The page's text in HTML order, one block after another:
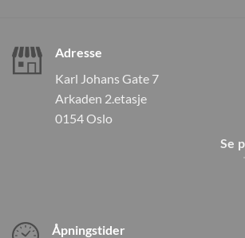
Adresse
Karl Johans Gate 7
Arkaden 2.etasje
0154 Oslo
Se
Åpningstider